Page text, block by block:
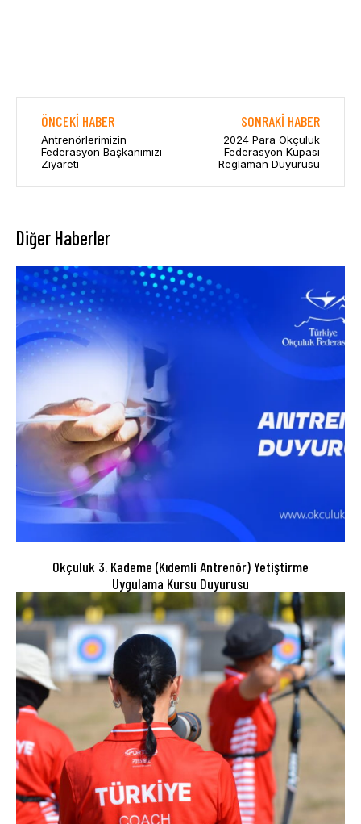
ÖNCEKI HABER
Antrenörlerimizin
Federasyon Başkanımızı
Ziyareti
SONRAKI HABER
2024 Para Okçuluk
Federasyon Kupası
Reglaman Duyurusu
Diğer Haberler
Okçuluk 3. Kademe (Kıdemli Antrenör) Yetiştirme
Uygulama Kursu Duyurusu